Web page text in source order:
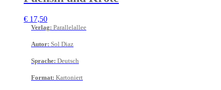
€ 17,50
Verlag: Parallelallee
Autor: Sol Diaz
Sprache: Deutsch
Format: Kartoniert